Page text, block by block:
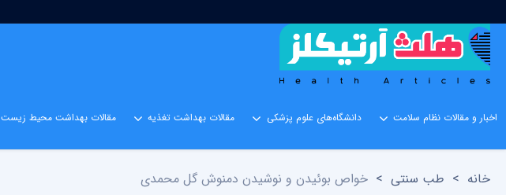
اخبار و مقالات نظام سلامت دانشگاه‌های علوم پزشکی مقالات بهداشت تغذیه مقالات بهداشت محیط زیست
خانه > طب سنتی > خواص بوئیدن و نوشیدن دمنوش گل محمدی